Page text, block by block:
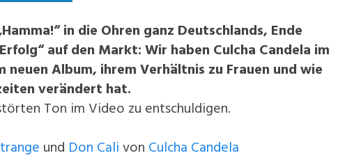
in die Ohren ganz Deutschlands, Ende
auf den Markt: Wir haben Culcha Candela im
Album, ihrem Verhältnis zu Frauen und wie
verändert hat.
Ton im Video zu entschuldigen.
und Don Calivon Culcha Candela